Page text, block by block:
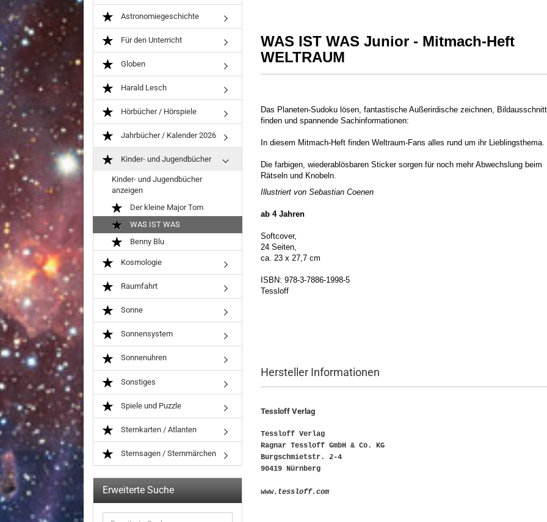
WAS IST WAS Junior - Mitmach-Heft
WELTRAUM
Das Planeten-Sudoku lösen, fantastische Außerirdische zeichnen,
finden und spannende Sachinformationen:
In diesem Mitmach-Heft finden Weltraum-Fans alles rund um ihr Lieblingsthema.
Die farbigen, wiederablösbaren Sticker sorgen für noch mehr Abwechslung beim
Rätseln und Knobeln.
Illustriert von Sebastian Coenen
ab 4 Jahren
Softcover,
24 Seiten,
ca. 23 x 27,7 cm
ISBN: 978-3-7886-1998-5
Tessloff
Hersteller Informationen
Tessloff Verlag
Tessloff Verlag
Ragnar Tessloff GmbH & Co. KG
Burgschmietstr. 2-4
90419 Nürnberg
www.tessloff.com
Astronomiegeschichte
Für den Unterricht
Globen
Harald Lesch
Hörbücher / Hörspiele
Jahrbücher / Kalender 2026
Kinder- und Jugendbücher
Kinder- und Jugendbücher
anzeigen
Der kleine Major Tom
WAS IST WAS
Benny Blu
Kosmologie
Raumfahrt
Sonne
Sonnensystem
Sonnenuhren
Sonstiges
Spiele und Puzzle
Sternkarten / Atlanten
Sternsagen / Sternmärchen
Erweiterte Suche